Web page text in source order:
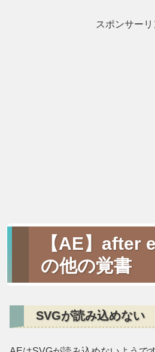
スポンサーリ
【AE】after
の他の覚書
SVGが読み込めない